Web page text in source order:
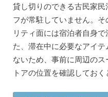
貸し切りのできる古民家
フが常駐していません。
リティ面には宿泊者自身
た、滞在中に必要なアイ
ないため、事前に周辺の
トアの位置を確認しておく